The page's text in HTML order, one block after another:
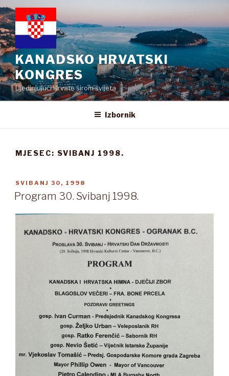
Preskoči
na
sadržaj
KANADSKO HRVATSKI
KONGRES
Ujedinjujući Hrvate širom svijeta
Izbornik
MJESEC: SVIBANJ 1998.
OBJAVLJENO
SVIBANJ 30, 1998
Program 30. Svibanj 1998.